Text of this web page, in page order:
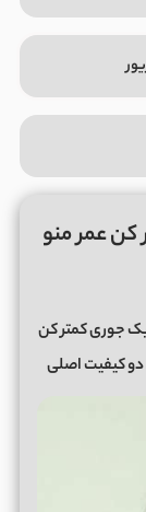
کن عمر منو
جوری کمتر کن
دو کیفیت اصلی